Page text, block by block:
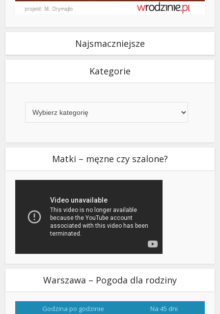
Najsmaczniejsze
Kategorie
Matki – męzne czy szalone?
Warszawa – Pogoda dla rodziny
Godzina po godzinie Na 45 dni